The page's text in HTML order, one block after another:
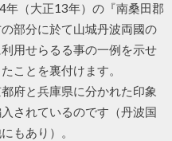
年（大正13年）の『南桑田郡
部分に於て山城丹波両國の
用せらるる事の一例を示せ
ことを裏付けます。
府と兵庫県に分かれた印象
されているのです（丹波国
もあり）。